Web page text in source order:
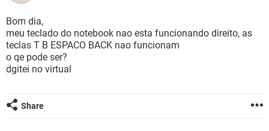
GUIA DE COMPRAS
INSTAGRAM
GUIA DE COMPRAS
CELULAR
OUTLOOK
INSTAGRAM GMAIL
GUIA DE COMPRAS
JOGOS
CELULAR FACEBOOK
OUTLOOK
INSTAGRAM
GUIA DE COMPRAS
Bom dia,
meu teclado do notebook nao esta funcionando direito, as
teclas T B ESPACO BACK nao funcionam
o qe pode ser?
dgitei no virtual
Share